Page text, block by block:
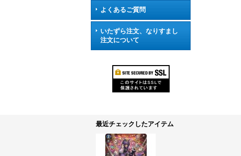
よくあるご質問
いたずら注文、なりすまし
注文について
最近チェックしたアイテム